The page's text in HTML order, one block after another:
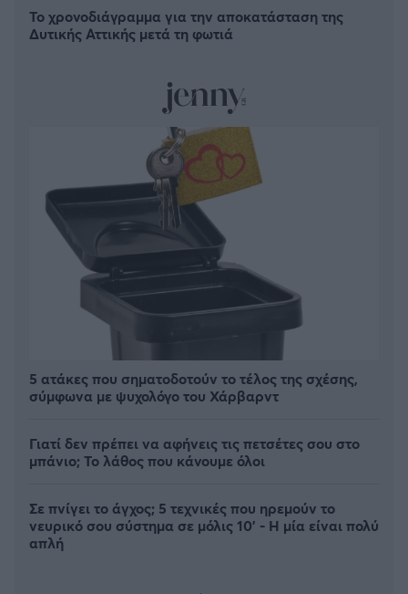
Το χρονοδιάγραμμα για την αποκατάσταση της
Δυτικής Αττικής μετά τη φωτιά
5 ατάκες που σηματοδοτούν το τέλος της σχέσης,
σύμφωνα με ψυχολόγο του Χάρβαρντ
Γιατί δεν πρέπει να αφήνεις τις πετσέτες σου στο
μπάνιο; Το λάθος που κάνουμε όλοι
Σε πνίγει το άγχος; 5 τεχνικές που ηρεμούν το
νευρικό σου σύστημα σε μόλις 10' - Η μία είναι πολύ
απλή